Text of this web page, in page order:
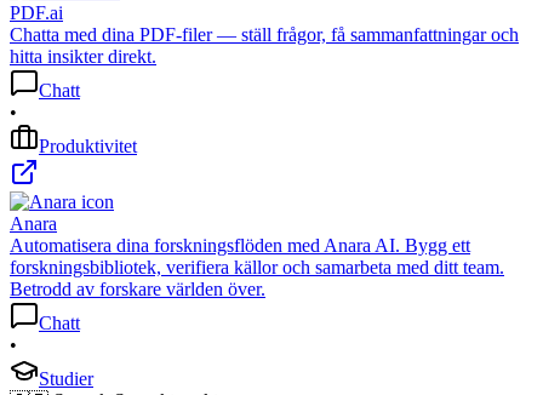
PDF.ai
Chatta med dina PDF-filer — ställ frågor, få sammanfattningar och
hitta insikter direkt.
Chatt
•
Produktivitet
Anara
Automatisera dina forskningsflöden med Anara AI. Bygg ett
forskningsbibliotek, verifiera källor och samarbeta med ditt team.
Betrodd av forskare världen över.
Chatt
•
Studier